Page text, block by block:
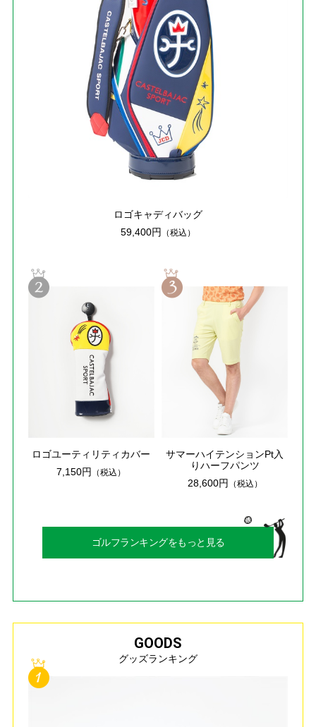
ロゴキャディバッグ
59,400円
（税込）
ロゴユーティリティカバー
7,150円
（税込）
サマーハイテンションPt入
りハーフパンツ
28,600円
（税込）
ゴルフランキングをもっと見る
GOODS
グッズランキング